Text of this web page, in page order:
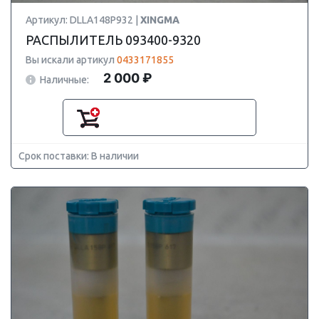
Артикул: DLLA148P932 | XINGMA
РАСПЫЛИТЕЛЬ 093400-9320
Вы искали артикул 0433171855
Наличные:
2 000 ₽
Срок поставки: В наличии